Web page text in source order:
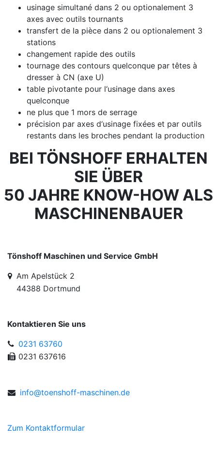
usinage simultané dans 2 ou optionalement 3
axes avec outils tournants
transfert de la pièce dans 2 ou optionalement 3
stations
changement rapide des outils
tournage des contours quelconque par têtes à
dresser à CN (axe U)
table pivotante pour l‘usinage dans axes
quelconque
ne plus que 1 mors de serrage
précision par axes d‘usinage fixées et par outils
restants dans les broches pendant la production
BEI TÖNSHOFF ERHALTEN
SIE ÜBER
50 JAHRE KNOW-HOW ALS
MASCHINENBAUER
Tönshoff Maschinen und Service GmbH
Am Apelstück 2
44388 Dortmund
Kontaktieren Sie uns
0231 63760
0231 637616
info@toenshoff-maschinen.de
Zum Kontaktformular